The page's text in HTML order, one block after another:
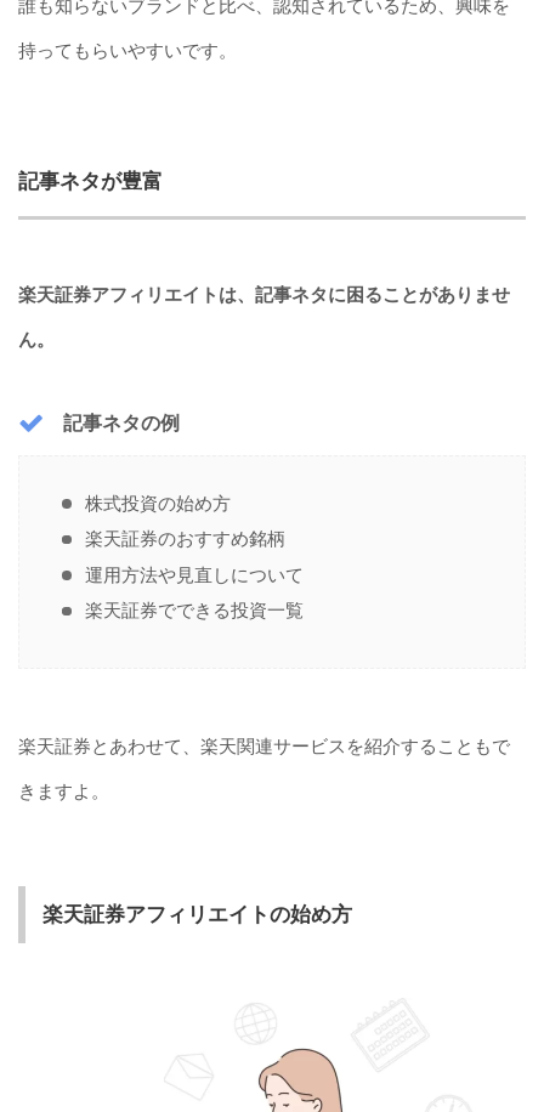
誰も知らないブランドと比べ、認知されているため、興味を
持ってもらいやすいです。
記事ネタが豊富
楽天証券アフィリエイトは、記事ネタに困ることがありませ
ん。
記事ネタの例
株式投資の始め方
楽天証券のおすすめ銘柄
運用方法や見直しについて
楽天証券でできる投資一覧
楽天証券とあわせて、楽天関連サービスを紹介することもで
きますよ。
楽天証券アフィリエイトの始め方